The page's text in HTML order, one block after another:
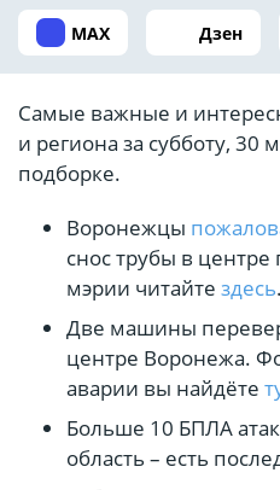
MAX Дзен
Самые важные и
и региона за субботу, 30
подборке.
Воронежцы
снос трубы в
мэрии читайте здесь.
Две машины
центре Воронежа.
аварии вы найдёте
Больше 10 БПЛА
область – есть